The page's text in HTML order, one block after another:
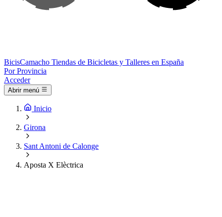
BicisCamacho Tiendas de Bicicletas y Talleres en España
Por Provincia
Acceder
Abrir menú
Inicio
Girona
Sant Antoni de Calonge
Aposta X Elèctrica